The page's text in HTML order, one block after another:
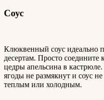
Соус
Клюквенный соус идеально
десертам. Просто соедините
цедры апельсина в
ягоды не размякнут и соус
теплым или холодным.